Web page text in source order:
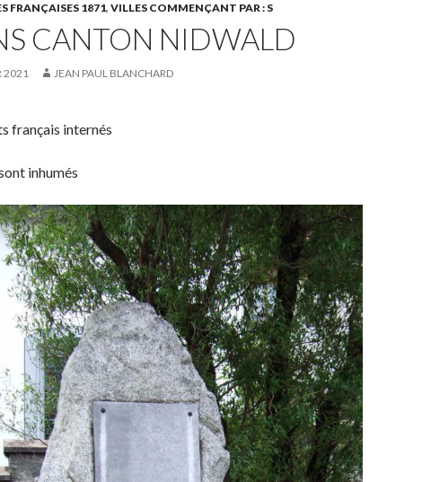
FRANÇAISES 1871, VILLES COMMENÇANT PAR : S
CANTON NIDWALD
2021 JEAN PAUL BLANCHARD
français internés
inhumés